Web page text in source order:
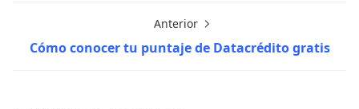
Anterior
Cómo conocer tu puntaje de Datacrédito gratis